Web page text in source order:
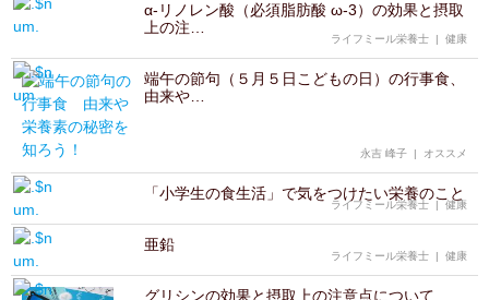
α-リノレン酸（必須脂肪酸 ω-3）の効果と摂取
上の注…
ライフミール栄養士 | 健康
端午の節句（５月５日こどもの日）の行事食、
由来や…
永吉 峰子 | オススメ
「小学生の食生活」で気をつけたい栄養のこと
ライフミール栄養士 |健康
亜鉛
ライフミール栄養士 | 健康
グリシンの効果と摂取上の注意点について